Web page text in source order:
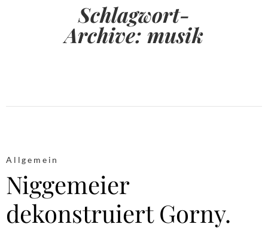
Schlagwort-
Archive: musik
Allgemein
Niggemeier
dekonstruiert Gorny.